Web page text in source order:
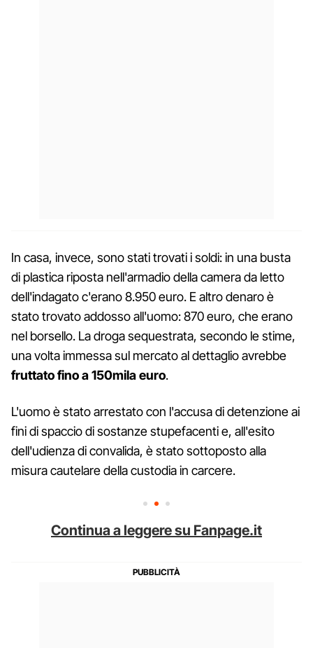
In casa, invece, sono stati trovati i soldi: in una busta
di plastica riposta nell'armadio della camera da letto
dell'indagato c'erano 8.950 euro. E altro denaro è
stato trovato addosso all'uomo: 870 euro, che erano
nel borsello. La droga sequestrata, secondo le stime,
una volta immessa sul mercato al dettaglio avrebbe
fruttato fino a 150mila euro.
L'uomo è stato arrestato con l'accusa di detenzione ai
fini di spaccio di sostanze stupefacenti e, all'esito
dell'udienza di convalida, è stato sottoposto alla
misura cautelare della custodia in carcere.
Continua a leggere su Fanpage.it